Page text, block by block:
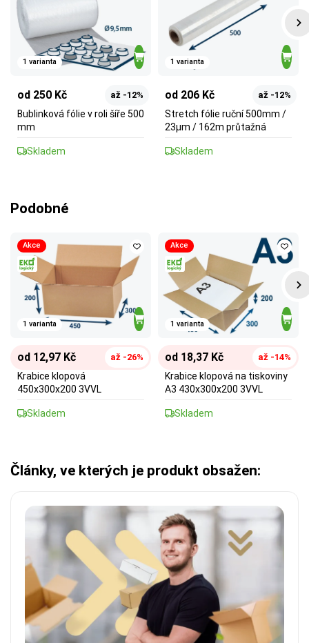
1 varianta
od 250 Kč až -12%
Bublinková fólie v roli šíře 500
mm
Skladem
1 varianta
od 206 Kč až -12%
Stretch fólie ruční 500mm /
23µm / 162m průtažná
Skladem
Podobné
Akce
1 varianta
od 12,97 Kč až -26%
Krabice klopová
450x300x200 3VVL
Skladem
Akce
1 varianta
od 18,37 Kč až -14%
Krabice klopová na tiskoviny
A3 430x300x200 3VVL
Skladem
Články, ve kterých je produkt obsažen: